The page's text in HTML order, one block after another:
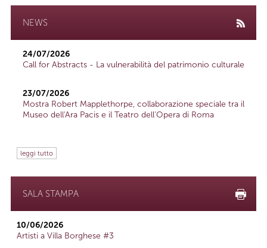
NEWS
24/07/2026
Call for Abstracts - La vulnerabilità del patrimonio culturale
23/07/2026
Mostra Robert Mapplethorpe, collaborazione speciale tra il
Museo dell'Ara Pacis e il Teatro dell'Opera di Roma
leggi tutto
SALA STAMPA
10/06/2026
Artisti a Villa Borghese #3